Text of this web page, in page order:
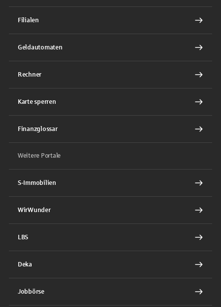
Filialen
Geldautomaten
Rechner
Karte sperren
Finanzglossar
Weitere Portale
S-Immobilien
WirWunder
LBS
Deka
Jobbörse